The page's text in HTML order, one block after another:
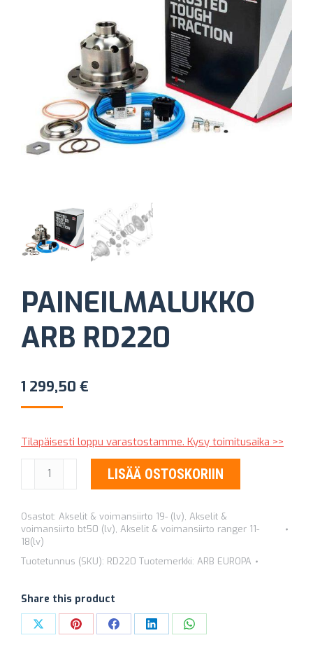
PAINEILMALUKKO
ARB RD220
1 299,50 €
Tilapäisesti loppu varastostamme. Kysy toimitusaika >>
PAINEILMALUKKO
määrä
LISÄÄ OSTOSKORIIN
Osastot: Akselit & voimansiirto 19- (lv), Akselit &
voimansiirto bt50 (lv), Akselit & voimansiirto ranger 11-
18(lv)
Tuotetunnus (SKU): RD220 Tuotemerkki: ARB EUROPA
Share this product
Share Share Share Share Share